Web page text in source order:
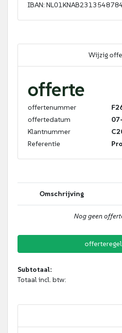
IBAN:
Wijzig
offerte
offertenummer
offertedatum
Klantnummer
Referentie
Omschrijving
Nog geen
offerteregel
Subtotaal:
Totaal incl. btw: